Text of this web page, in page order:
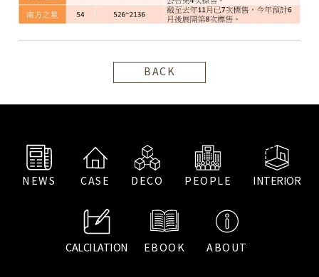
BACK
NEWS CASE DECO PEOPLE INTERIOR
CALCILATION EBOOK ABOUT